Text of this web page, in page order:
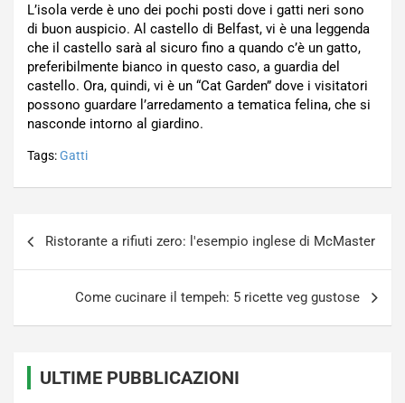
L’isola verde è uno dei pochi posti dove i gatti neri sono
di buon auspicio. Al castello di Belfast, vi è una leggenda
che il castello sarà al sicuro fino a quando c’è un gatto,
preferibilmente bianco in questo caso, a guardia del
castello. Ora, quindi, vi è un “Cat Garden” dove i visitatori
possono guardare l’arredamento a tematica felina, che si
nasconde intorno al giardino.
Tags:Gatti
Ristorante a rifiuti zero: l'esempio inglese di McMaster
Come cucinare il tempeh: 5 ricette veg gustose
ULTIME PUBBLICAZIONI